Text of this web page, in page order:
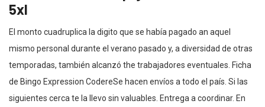
5xl
El monto cuadruplica la digito que se había pagado an aquel
mismo personal durante el verano pasado y, a diversidad de otras
temporadas, también alcanzó the trabajadores eventuales. Ficha
de Bingo Expression CodereSe hacen envíos a todo el país. Si las
siguientes cerca te la llevo sin valuables. Entrega a coordinar. En